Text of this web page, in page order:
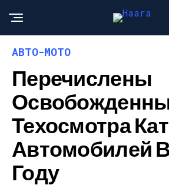
АВТО-МОТО
Перечислены
Техосмотра
Автомобилей В
Году